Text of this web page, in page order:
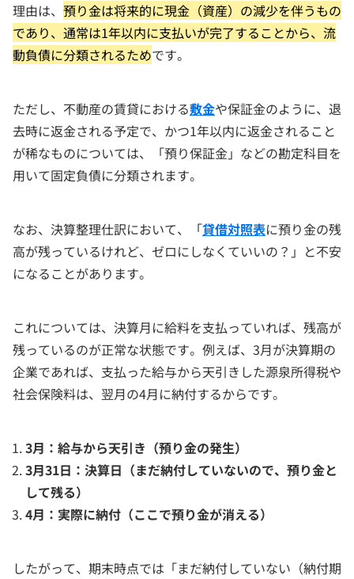
理由は、 預り金は将来的に現金（資産）の減少を伴うもの
であり、通常は1年以内に支払いが完了することから、流
動負債に分類されるためです。
ただし、不動産の賃貸における敷金や保証金のように、退
去時に返金される予定で、かつ1年以内に返金されること
が稀なものについては、「預り保証金」などの勘定科目を
用いて固定負債に分類されます。
なお、決算整理仕訳において、「貸借対照表に預り金の残
高が残っているけれど、ゼロにしなくていいの？」と不安
になることがあります。
これについては、決算月に給料を支払っていれば、残高が
残っているのが正常な状態です。例えば、3月が決算期の
企業であれば、支払った給与から天引きした源泉所得税や
社会保険料は、翌月の4月に納付するからです。
3月：給与から天引き（預り金の発生）
3月31日：決算日（まだ納付していないので、預り金と
して残る）
4月：実際に納付（ここで預り金が消える）
したがって、期末時点では「まだ納付していない（納付期